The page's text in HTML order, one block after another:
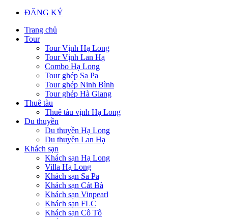
ĐĂNG KÝ
Trang chủ
Tour
Tour Vịnh Hạ Long
Tour Vịnh Lan Hạ
Combo Hạ Long
Tour ghép Sa Pa
Tour ghép Ninh Bình
Tour ghép Hà Giang
Thuê tàu
Thuê tàu vịnh Hạ Long
Du thuyền
Du thuyền Hạ Long
Du thuyền Lan Hạ
Khách sạn
Khách sạn Hạ Long
Villa Hạ Long
Khách sạn Sa Pa
Khách sạn Cát Bà
Khách sạn Vinpearl
Khách sạn FLC
Khách sạn Cô Tô